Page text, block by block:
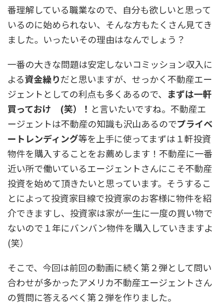
番理解している職業なので、自分も欲しいと思って
いるのに始められない、そんな方もたくさん見てき
ました。いったいその理由はなんでしょう？
一番の大きな問題は安定しないコミッション収入に
よる資金繰りだと思いますが、せっかく不動産エー
ジェントとしての利点も多くあるので、
まずは一軒
買っておけ (笑）！ と言いたいですね。不動産エ
ージェントは不動産の知識も沢山あるのでプライベ
ートレンディング等を上手に使ってまずは１軒投資
物件を購入することをお薦めします！不動産に一番
近い所で働いているエージェントさんにこそ不動産
投資を始めて頂きたいと思っています。そうするこ
とによって投資家目線で投資家のお客様に物件を紹
介できますし、投資家は家が一生に一度の買い物で
ないので１年にバンバン物件を購入していきますよ
(笑）
そこで、今回は前回の動画に続く第２弾として問い
合わせが多かったアメリカ不動産エージェントさん
の質問に答えるべく第２弾を作りました。